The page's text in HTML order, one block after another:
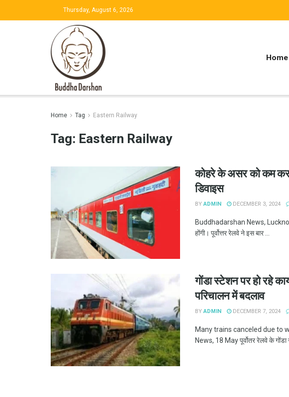
Thursday, August 6, 2026
Home
Home Tag Eastern Railway
Tag: Eastern Railway
कोहरे के असर को कम
डिवाइस
BY ADMIN DECEMBER 3, 2024
Buddhadarshan News,
होंगी। पूर्वोत्तर रेलवे ने इस बार ...
गोंडा स्टेशन पर हो रहे
परिचालन में बदलाव
BY ADMIN DECEMBER 7, 2024
Many trains canceled due to
News, 18 May पूर्वोतर रेलवे के गोंडा